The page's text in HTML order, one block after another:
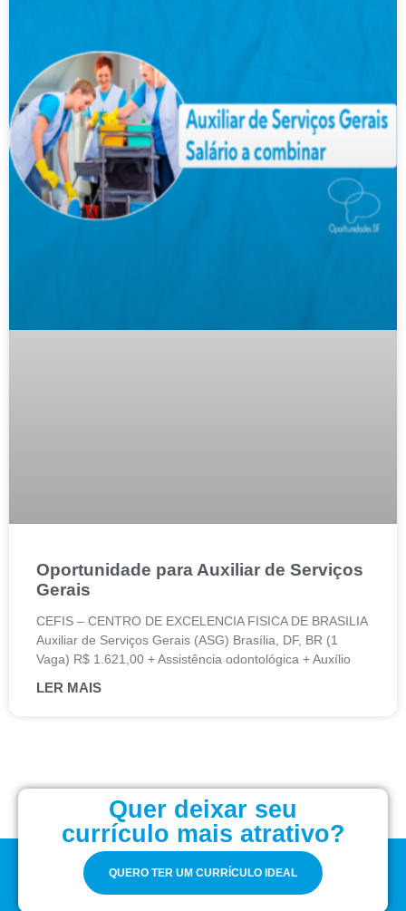
Oportunidade para Auxiliar de Serviços
Gerais
CEFIS – CENTRO DE EXCELENCIA FISICA DE BRASILIA
Auxiliar de Serviços Gerais (ASG) Brasília, DF, BR (1
Vaga) R$ 1.621,00 + Assistência odontológica + Auxílio
LER MAIS
Quer deixar seu
currículo mais atrativo?
QUERO TER UM CURRÍCULO IDEAL